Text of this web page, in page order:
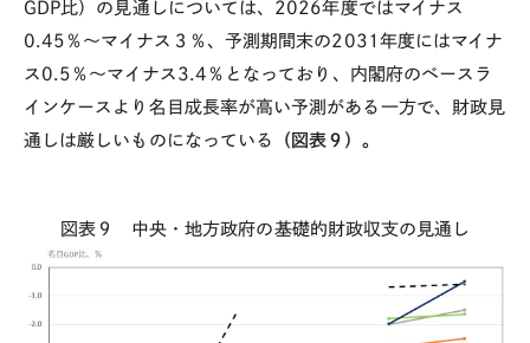
GDP 比）の見通しについては、 2026年度ではマイナス
0.45 ％～マイナス３％、予測期間末の2031 年度にはマイナ
ス 0.5 ％～マイナス 3.4 ％となっており、内閣府のベースラ
インケースより名目成長率が高い予測がある一方で、財政見
通しは厳しいものになっている
（図表９）。
図表９ 中央・地方政府の基礎的財政収支の見通し